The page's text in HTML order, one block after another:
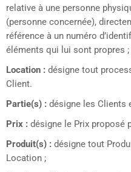
relative à une personne
(personne concernée),
référence à un numéro
éléments qui lui sont propres ;
Location : désigne tout
Client.
Partie(s) : désigne les Clients
Prix : désigne le Prix proposé
Produit(s) : désigne tout
Location ;